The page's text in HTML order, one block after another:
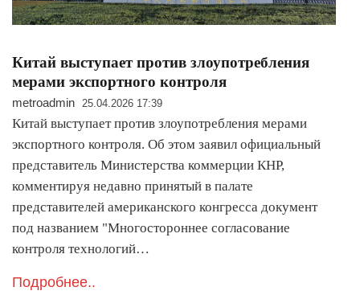
Китай выступает против злоупотребления
мерами экспортного контроля
metroadmin 25.04.2026 17:39
Китай выступает против злоупотребления мерами
экспортного контроля. Об этом заявил официальный
представитель Министерства коммерции КНР,
комментируя недавно принятый в палате
представителей американского конгресса документ
под названием "Многостороннее согласование
контроля технологий…
Подробнее..